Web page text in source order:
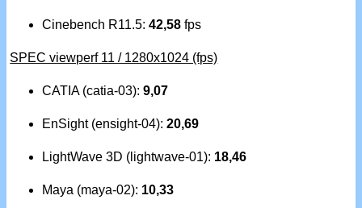
Cinebench R11.5:42,58 fps
SPEC viewperf 11 / 1280x1024 (fps)
CATIA (catia-03):9,07
EnSight (ensight-04):20,69
LightWave 3D (lightwave-01): 18,46
Maya (maya-02): 10,33